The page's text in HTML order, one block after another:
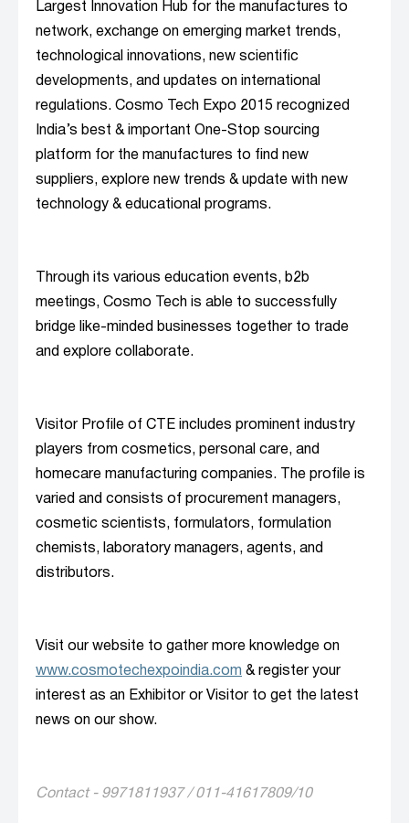
Largest Innovation Hub for the manufactures to
network, exchange on emerging market trends,
technological innovations, new scientific
developments, and updates on international
regulations. Cosmo Tech Expo 2015 recognized
India’s best & important One-Stop sourcing
platform for the manufactures to find new
suppliers, explore new trends & update with new
technology & educational programs.
Through its various education events, b2b
meetings, Cosmo Tech is able to successfully
bridge like-minded businesses together to trade
and explore collaborate.
Visitor Profile of CTE includes prominent industry
players from cosmetics, personal care, and
homecare manufacturing companies. The profile is
varied and consists of procurement managers,
cosmetic scientists, formulators, formulation
chemists, laboratory managers, agents, and
distributors.
Visit our website to gather more knowledge on
www.cosmotechexpoindia.com & register your
interest as an Exhibitor or Visitor to get the latest
news on our show.
Contact - 9971811937 / 011-41617809/10